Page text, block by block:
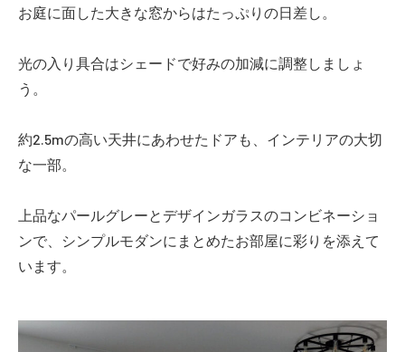
お庭に面した大きな窓からはたっぷりの日差し。
光の入り具合はシェードで好みの加減に調整しましょ
う。
約2.5mの高い天井にあわせたドアも、インテリアの大切
な一部。
上品なパールグレーとデザインガラスのコンビネーショ
ンで、シンプルモダンにまとめたお部屋に彩りを添えて
います。